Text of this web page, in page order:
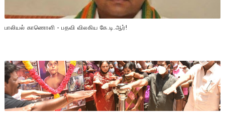
பாலியல் காணொளி - பதவி விலகிய கே.டி.ஆர்!